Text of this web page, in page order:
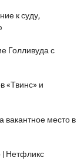
к суду,
Голливуда с
«Твинс» и
место в
Нетфликс